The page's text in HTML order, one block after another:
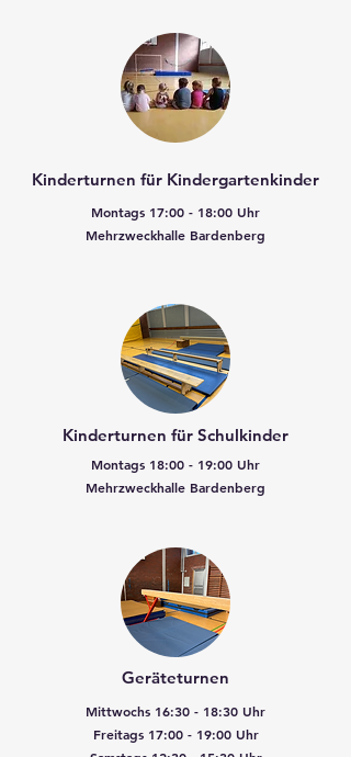
Kinderturnen für Kindergartenkinder
Montags 17:00 - 18:00 Uhr
Mehrzweckhalle Bardenberg
Kinderturnen für Schulkinder
Montags 18:00 - 19:00 Uhr
Mehrzweckhalle Bardenberg
Geräteturnen
Mittwochs 16:30 - 18:30 Uhr
Freitags 17:00 - 19:00 Uhr